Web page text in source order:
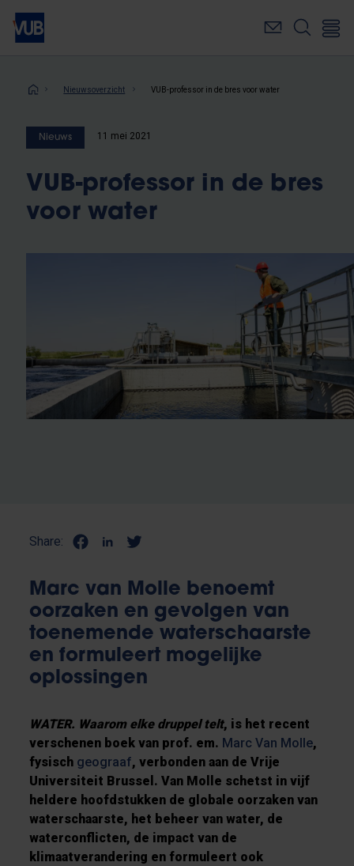
Overslaan
naar
inhoudKruimelpad
Nieuwsoverzicht VUB-professor in de bres voor water
Nieuws 11 mei 2021
VUB-professor in de bres
voor water
Share:
Marc van Molle benoemt
oorzaken en gevolgen van
toenemende waterschaarste
en formuleert mogelijke
oplossingen
WATER. Waarom elke druppel telt, is het recent
verschenen boek van prof. em. Marc Van Molle,
fysisch geograaf, verbonden aan de Vrije
Universiteit Brussel. Van Molle schetst in vijf
heldere hoofdstukken de globale oorzaken van
waterschaarste, het beheer van water, de
waterconflicten, de impact van de
klimaatverandering en formuleert ook